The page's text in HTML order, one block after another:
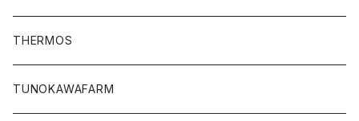
THERMOS
TUNOKAWAFARM